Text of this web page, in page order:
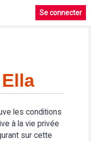
Se connecter
les conditions
à la vie privée
sur cette